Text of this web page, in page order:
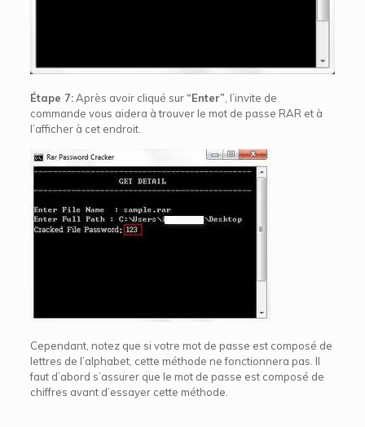
Étape 7:Après avoir cliqué sur “Enter” , l’invite de
commande vous aidera à trouver le mot de passe RAR et à
l’afficher à cet endroit.
Cependant, notez que si votre mot de passe est composé de
lettres de l’alphabet, cette méthode ne fonctionnera pas. Il
faut d’abord s’assurer que le mot de passe est composé de
chiffres avant d’essayer cette méthode.